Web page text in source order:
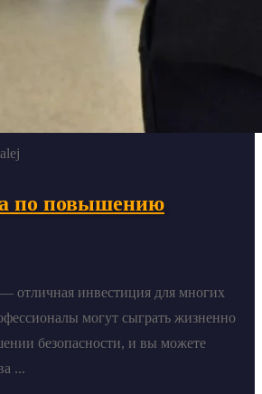
по повышению
отличная инвестиция для многих
могут сыграть жизненно
безопасности, и вы можете
...